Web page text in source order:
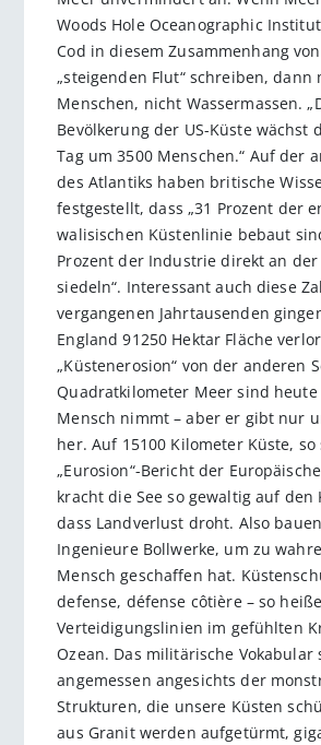
Woods Hole Oceanographic
Cod in diesem Zusammenhang
„steigenden Flut“ schreiben, dann
Menschen, nicht Wassermassen.
Bevölkerung der US-Küste wächst
Tag um 3500 Menschen.“ Auf der
des Atlantiks haben britische
festgestellt, dass „31 Prozent der
walisischen Küstenlinie bebaut
Prozent der Industrie direkt an der
siedeln“. Interessant auch diese
vergangenen Jahrtausenden
England 91250 Hektar Fläche
„Küstenerosion“ von der anderen
Quadratkilometer Meer sind heute
Mensch nimmt – aber er gibt nur
her. Auf 15100 Kilometer Küste,
„Eurosion“-Bericht der
kracht die See so gewaltig auf den
dass Landverlust droht. Also
Ingenieure Bollwerke, um zu
Mensch geschaffen hat.
defense, défense côtière – so
Verteidigungslinien im gefühlten
Ozean. Das militärische Vokabular
angemessen angesichts der
Strukturen, die unsere Küsten
aus Granit werden aufgetürmt,